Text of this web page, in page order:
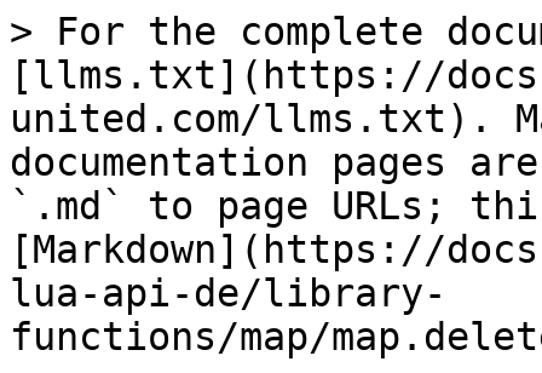
> For the complete
[llms.txt](https://
united.com/llms.txt).
documentation pages
`.md` to page URLs;
[Markdown](https://
lua-api-de/library-
functions/map/